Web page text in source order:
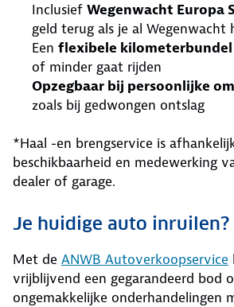
Inclusief Wegenwacht Europa
geld terug als je al Wegenwacht
Een flexibele kilometerbundel
of minder gaat rijden
Opzegbaar bij persoonlijke
zoals bij gedwongen ontslag
*Haal -en brengservice is
beschikbaarheid en medewerking
dealer of garage.
Je huidige auto inruilen?
Met de ANWB Autoverkoopservice
vrijblijvend een gegarandeerd bod
ongemakkelijke onderhandelingen